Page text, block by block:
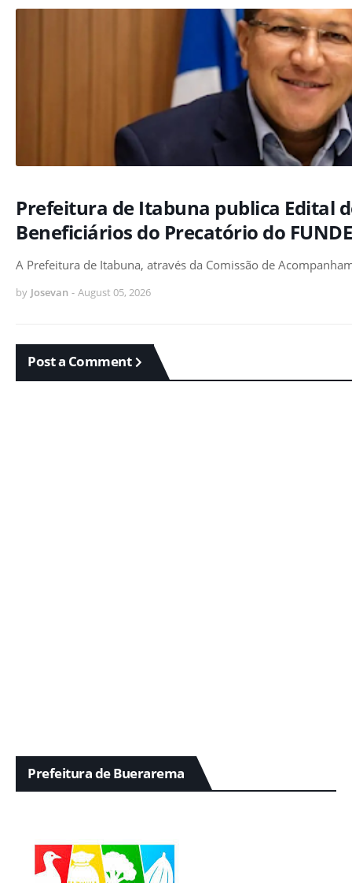
Prefeitura de Itabuna publica Edital
Beneficiários do Precatório do
A Prefeitura de Itabuna, através da Comissão de
by Josevan - August 05, 2026
Post a Comment
Prefeitura de Buerarema